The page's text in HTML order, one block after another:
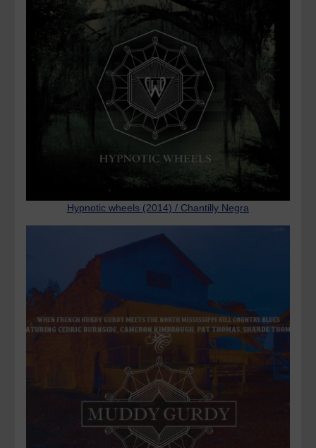
Hypnotic wheels (2014) / Chantilly Negra